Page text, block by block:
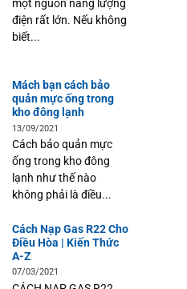
điện rất lớn. Nếu không
biết...
Mách bạn cách bảo
quản mực ống trong
kho đông lạnh
13/09/2021
Cách bảo quản mực
ống trong kho đông
lạnh như thế nào
không phải là điều...
Cách Nạp Gas R22 Cho
Điều Hòa | Kiến Thức
A-Z
07/03/2021
CÁCH NẠP GAS R22